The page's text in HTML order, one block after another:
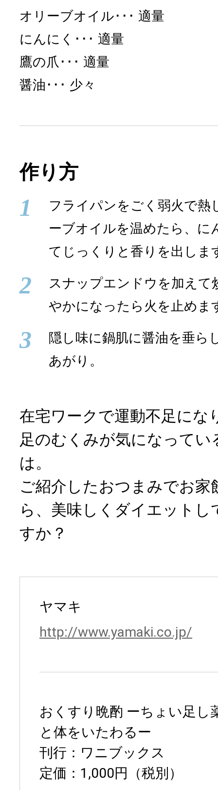
オリーブオイル
適量
にんにく
適量
鷹の爪
適量
醤油
少々
作り方
1
フライパンをごく弱火で熱
ーブオイルを温めたら、に
てじっくりと香りを出しま
2
スナップエンドウを加えて
やかになったら火を止めま
3
隠し味に鍋肌に醤油を垂ら
あがり。
在宅ワークで運動不足にな
足のむくみが気になってい
は。
ご紹介したおつまみでお家
ら、美味しくダイエット
すか？
ヤマキ
http://www.yamaki.co.jp/
おくすり晩酌 ーちょい足し
と体をいたわるー
刊行：ワニブックス
定価：1,000円（税別）